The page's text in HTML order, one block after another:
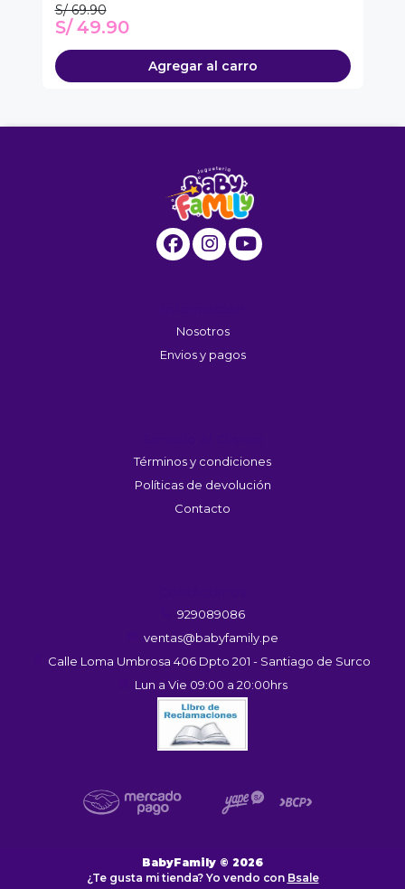
S/ 69.90
S/ 49.90
Agregar al carro
Nosotros
Envios y pagos
Términos y condiciones
Políticas de devolución
Contacto
929089086
ventas@babyfamily.pe
Calle Loma Umbrosa 406 Dpto 201 - Santiago de Surco
Lun a Vie 09:00 a 20:00hrs
BabyFamily © 2026
¿Te gusta mi tienda? Yo vendo con Bsale